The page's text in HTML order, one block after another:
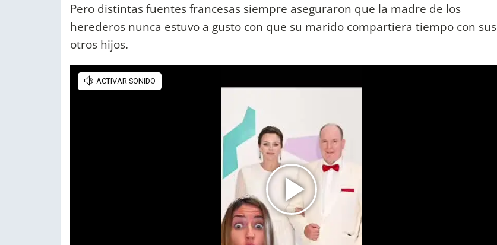
Pero distintas fuentes francesas siempre aseguraron que la madre de los
herederos nunca estuvo a gusto con que su marido compartiera tiempo con sus
otros hijos.